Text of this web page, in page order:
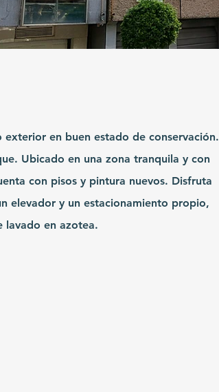
en buen estado de conservación.
Ubicado en una zona tranquila y con
con pisos y pintura nuevos. Disfruta
elevador y un estacionamiento propio,
lavado en azotea.